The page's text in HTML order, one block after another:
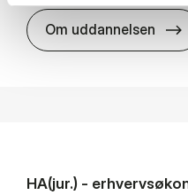
Om uddannelsen
HA(jur.) -